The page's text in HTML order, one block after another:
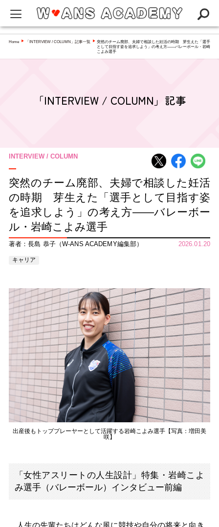
W-ANS ACADEMYってなに？
Q&A
アカデミー
Home ▶ 「INTERVIEW / COLUMN」記事一覧 ▶ 突然のチーム廃部、夫婦で相談した妊活の時期 芽生えた「選手
として目指す姿を追求しよう」の考え方――バレーボール・岩崎
こよみ選手
「INTERVIEW / COLUMN」記事
INTERVIEW / COLUMN
突然のチーム廃部、夫婦で相談した妊活
の時期 芽生えた「選手として目指す姿
を追求しよう」の考え方――バレーボー
ル・岩崎こよみ選手
著者：長島 恭子（W-ANS ACADEMY編集部） 2026.01.20
キャリア
出産後もトッププレーヤーとして活躍する岩崎こよみ選手【写真：増田美
咲】
「女性アスリートの人生設計」特集・岩崎こよ
み選手（バレーボール）インタビュー前編
人生の先輩たちはどんな風に競技や自分の将来と向き